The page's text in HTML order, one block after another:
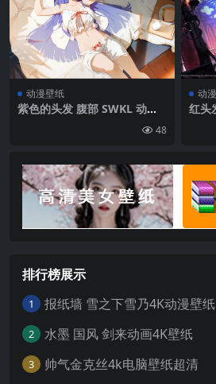
拉链 长袖 模糊的背景 银色的
头发 紫色的眼睛 景深 大腿带
水 天空 地平线 脸红|1200×19
02
动漫壁纸
紫色的头发 腹部 SWKL 动漫
影响 雷电将军| 1920 x108048
动
红头
下
排行榜展示
1 报纸墙 雪之下雪乃4K动漫壁纸
2 水墨 国风 剑来动画4K壁纸
3 帅气金克丝4k电脑壁纸超清